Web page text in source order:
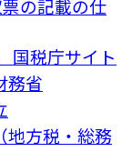
の記載の仕
国税庁サイト
務省
方税・総務